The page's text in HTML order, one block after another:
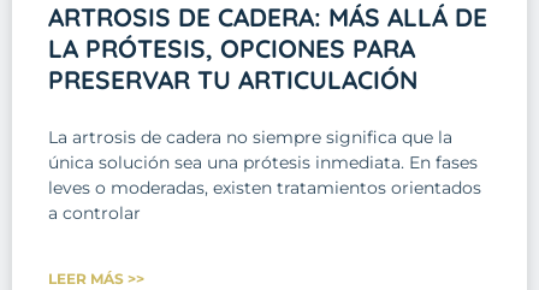
ARTROSIS DE CADERA: MÁS ALLÁ DE
LA PRÓTESIS, OPCIONES PARA
PRESERVAR TU ARTICULACIÓN
La artrosis de cadera no siempre significa que la
única solución sea una prótesis inmediata. En fases
leves o moderadas, existen tratamientos orientados
a controlar
LEER MÁS >>